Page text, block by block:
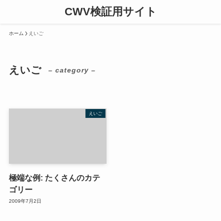
CWV検証用サイト
ホーム えいご
えいご – category –
えいご
極端な例: たくさんのカテ
ゴリー
2009年7月2日